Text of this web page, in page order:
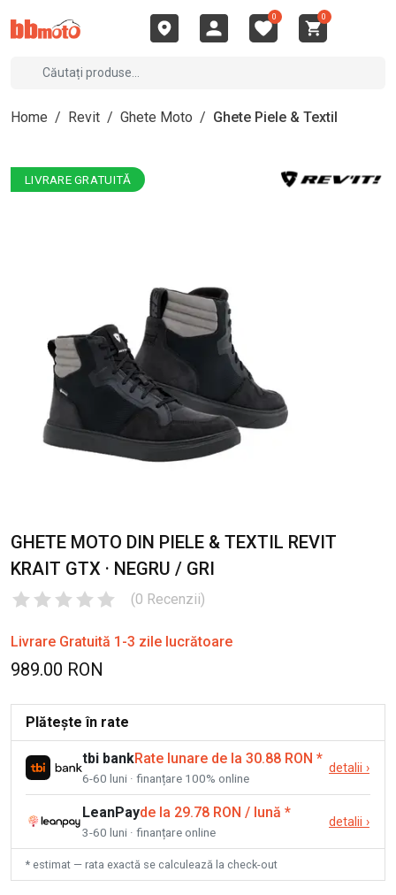
0 0
Home / Revit / Ghete Moto / Ghete Piele & Textil
LIVRARE GRATUITĂ
GHETE MOTO DIN PIELE & TEXTIL REVIT
KRAIT GTX · NEGRU / GRI
(0 Recenzii)
Livrare Gratuită 1-3 zile lucrătoare
989.00 RON
Plătește în rate
tbi bankRate lunare de la 30.88 RON *
6-60 luni · finanțare 100% online
detalii ›
LeanPayde la 29.78 RON / lună *
3-60 luni · finanțare online
detalii ›
* estimat — rata exactă se calculează la check-out